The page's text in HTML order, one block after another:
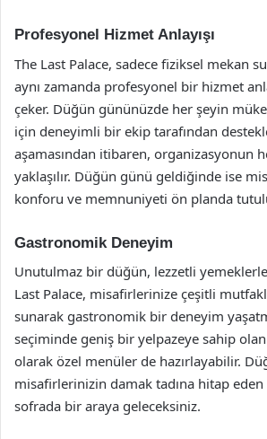
Profesyonel Hizmet Anlayışı
The Last Palace, sadece fiziksel mekan
aynı zamanda profesyonel bir hizmet
çeker. Düğün gününüzde her şeyin
için deneyimli bir ekip tarafından
aşamasından itibaren, organizasyonun
yaklaşılır. Düğün günü geldiğinde ise
konforu ve memnuniyeti ön planda
Gastronomik Deneyim
Unutulmaz bir düğün, lezzetli
Last Palace, misafirlerinize çeşitli
sunarak gastronomik bir deneyim
seçiminde geniş bir yelpazeye sahip
olarak özel menüler de hazırlayabilir.
misafirlerinizin damak tadına hitap
sofrada bir araya geleceksiniz.